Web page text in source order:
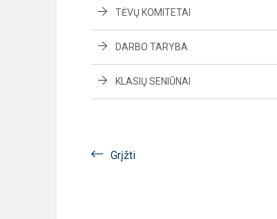
TĖVŲ KOMITETAI
DARBO TARYBA
KLASIŲ SENIŪNAI
Grįžti